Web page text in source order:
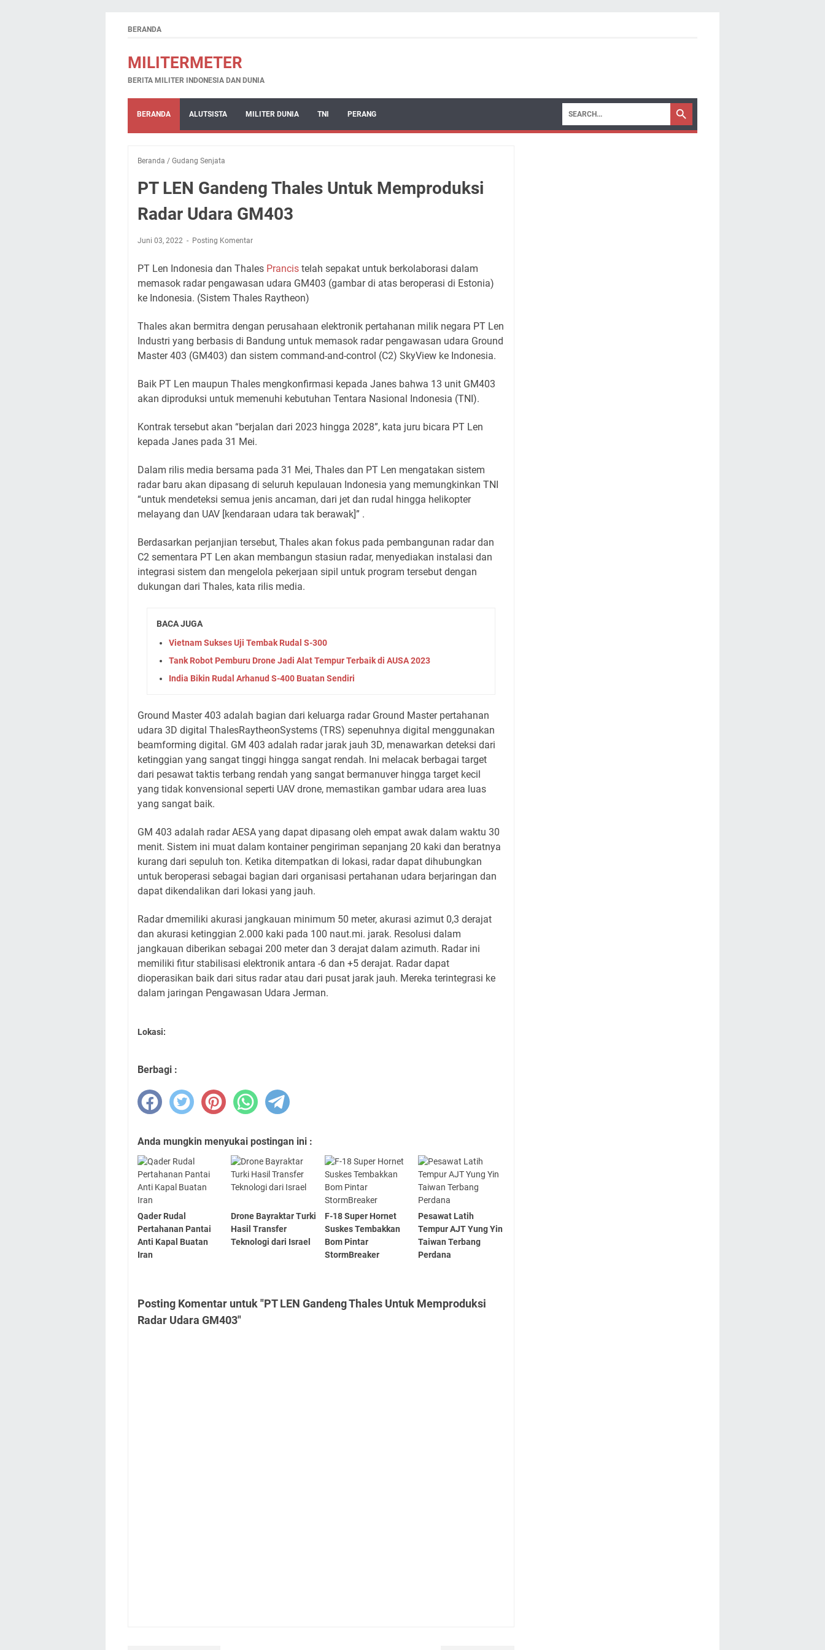
BERANDA
MILITERMETER
BERITA MILITER INDONESIA DAN DUNIA
BERANDA ALUTSISTA MILITER DUNIA TNI PERANG
Beranda / Gudang Senjata
PT LEN Gandeng Thales Untuk Memproduksi
Radar Udara GM403
Juni 03, 2022 Posting Komentar
PT Len Indonesia dan Thales Prancis telah sepakat untuk berkolaborasi dalam
memasok radar pengawasan udara GM403 (gambar di atas beroperasi di Estonia)
ke Indonesia. (Sistem Thales Raytheon)
Thales akan bermitra dengan perusahaan elektronik pertahanan milik negara PT Len
Industri yang berbasis di Bandung untuk memasok radar pengawasan udara Ground
Master 403 (GM403) dan sistem command-and-control (C2) SkyView ke Indonesia.
Baik PT Len maupun Thales mengkonfirmasi kepada Janes bahwa 13 unit GM403
akan diproduksi untuk memenuhi kebutuhan Tentara Nasional Indonesia (TNI).
Kontrak tersebut akan “berjalan dari 2023 hingga 2028”, kata juru bicara PT Len
kepada Janes pada 31 Mei.
Dalam rilis media bersama pada 31 Mei, Thales dan PT Len mengatakan sistem
radar baru akan dipasang di seluruh kepulauan Indonesia yang memungkinkan TNI
“untuk mendeteksi semua jenis ancaman, dari jet dan rudal hingga helikopter
melayang dan UAV [kendaraan udara tak berawak]” .
Berdasarkan perjanjian tersebut, Thales akan fokus pada pembangunan radar dan
C2 sementara PT Len akan membangun stasiun radar, menyediakan instalasi dan
integrasi sistem dan mengelola pekerjaan sipil untuk program tersebut dengan
dukungan dari Thales, kata rilis media.
BACA JUGA
Vietnam Sukses Uji Tembak Rudal S-300
Tank Robot Pemburu Drone Jadi Alat Tempur Terbaik di AUSA 2023
India Bikin Rudal Arhanud S-400 Buatan Sendiri
Ground Master 403 adalah bagian dari keluarga radar Ground Master pertahanan
udara 3D digital ThalesRaytheonSystems (TRS) sepenuhnya digital menggunakan
beamforming digital. GM 403 adalah radar jarak jauh 3D, menawarkan deteksi dari
ketinggian yang sangat tinggi hingga sangat rendah. Ini melacak berbagai target
dari pesawat taktis terbang rendah yang sangat bermanuver hingga target kecil
yang tidak konvensional seperti UAV drone, memastikan gambar udara area luas
yang sangat baik.
GM 403 adalah radar AESA yang dapat dipasang oleh empat awak dalam waktu 30
menit. Sistem ini muat dalam kontainer pengiriman sepanjang 20 kaki dan beratnya
kurang dari sepuluh ton. Ketika ditempatkan di lokasi, radar dapat dihubungkan
untuk beroperasi sebagai bagian dari organisasi pertahanan udara berjaringan dan
dapat dikendalikan dari lokasi yang jauh.
Radar dmemiliki akurasi jangkauan minimum 50 meter, akurasi azimut 0,3 derajat
dan akurasi ketinggian 2.000 kaki pada 100 naut.mi. jarak. Resolusi dalam
jangkauan diberikan sebagai 200 meter dan 3 derajat dalam azimuth. Radar ini
memiliki fitur stabilisasi elektronik antara -6 dan +5 derajat. Radar dapat
dioperasikan baik dari situs radar atau dari pusat jarak jauh. Mereka terintegrasi ke
dalam jaringan Pengawasan Udara Jerman.
Lokasi:
Berbagi :
Anda mungkin menyukai postingan ini :
Qader Rudal
Pertahanan Pantai
Anti Kapal Buatan
Iran
Drone Bayraktar Turki
Hasil Transfer
Teknologi dari Israel
F-18 Super Hornet
Suskes Tembakkan
Bom Pintar
StormBreaker
Pesawat Latih
Tempur AJT Yung Yin
Taiwan Terbang
Perdana
Posting Komentar untuk "PT LEN Gandeng Thales Untuk Memproduksi
Radar Udara GM403"